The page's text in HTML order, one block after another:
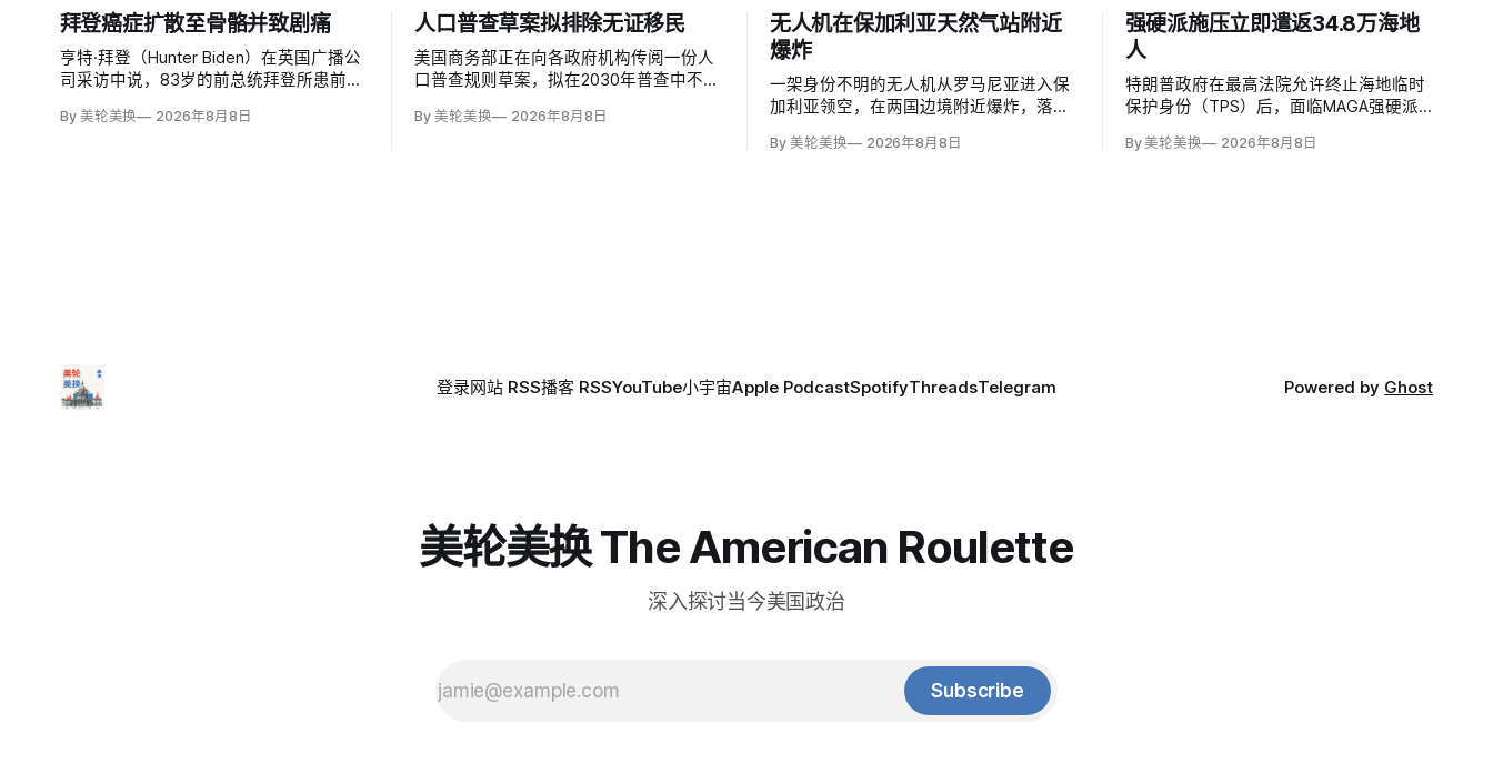
拜登癌症扩散至骨骼并致剧痛
亨特·拜登（Hunter Biden）在英国广播公
司采访中说，83岁的前总统拜登所患前列
剧烈疼痛，并在多个方面严重影响生活。
By 美轮美换 2026年8月8日
人口普查草案拟排除无证移民
美国商务部正在向各政府机构传阅一份人
口普查规则草案，拟在2030年普查中不计
据，理由是避免个人问题造成「扭曲」。
By 美轮美换 2026年8月8日
无人机在保加利亚天然气站附近
爆炸
一架身份不明的无人机从罗马尼亚进入保
加利亚领空，在两国边境附近爆炸，落点
1000米；无人伤亡，基础设施未受损。保
By 美轮美换 2026年8月8日
强硬派施压立即遣返34.8万海地
人
特朗普政府在最高法院允许终止海地临时
保护身份（TPS）后，面临MAGA强硬派
压力。国土安全部把执法重点放在俄亥俄
By 美轮美换 2026年8月8日
登录网站 RSS播客 RSSYouTube小宇宙Apple PodcastSpotifyThreadsTelegram Powered by Ghost
美轮美换 The American Roulette
深入探讨当今美国政治
Subscribe